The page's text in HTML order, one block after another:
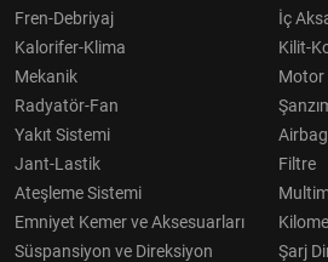
Fren-Debriyaj
İç
Kalorifer-Klima
Kilit-
Mekanik
Motor
Radyatör-Fan
Yakıt Sistemi
Airbag
Jant-Lastik
Filtre
Ateşleme Sistemi
Emniyet Kemer ve Aksesuarları
Süspansiyon ve Direksiyon
Şarj